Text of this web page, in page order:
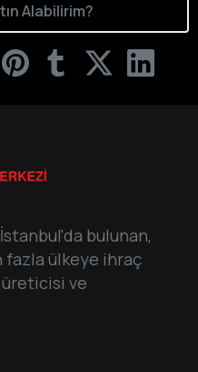
Alabilirim?
bulunan,
fazla ülkeye ihraç
ve